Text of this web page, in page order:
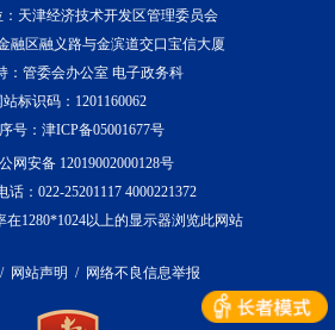
：天津经济技术开发区管理委员会
融区融义路与金滨道交口宝信大厦
：管委会办公室 电子政务科
站标识码：1201160062
号：津ICP备05001677号
网安备 12019002000128号
话：022-25201117 4000221372
在1280*1024以上的显示器浏览此网站
/ 网站声明 / 网络不良信息举报